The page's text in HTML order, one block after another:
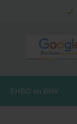
EHBO en BHV